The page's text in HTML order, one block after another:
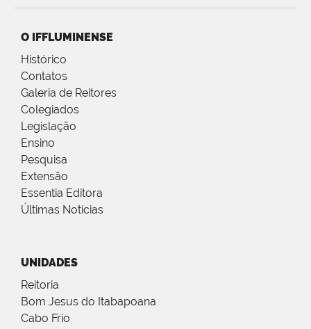
O IFFLUMINENSE
Histórico
Contatos
Galeria de Reitores
Colegiados
Legislação
Ensino
Pesquisa
Extensão
Essentia Editora
Últimas Notícias
UNIDADES
Reitoria
Bom Jesus do Itabapoana
Cabo Frio